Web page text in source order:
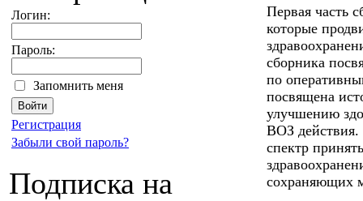
Логин:
Пароль:
Запомнить меня
Регистрация
Забыли свой пароль?
Подписка на
Первая часть
которые
сборника
по
посвящена
улучшению
ВОЗ действия.
спектр
сохраняющих